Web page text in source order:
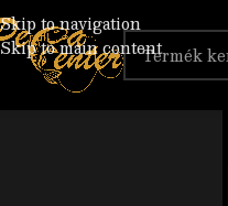
Skip to navigation
Skip to main content